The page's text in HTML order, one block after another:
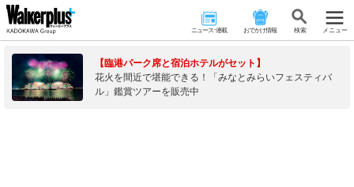
ニュース･連載 おでかけ情報 検 索 メニュー
【臨港パーク席と宿泊ホテルがセット】
花火を間近で堪能できる！「みなとみらいフェスティバ
ル」鑑賞ツアーを販売中